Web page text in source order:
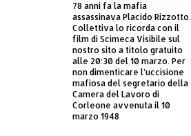
78 anni fa la mafia
assassinava Placido Rizzotto.
Collettiva lo ricorda con il
film di Scimeca Visibile sul
nostro sito a titolo gratuito
alle 20:30 del 10 marzo. Per
non dimenticare l’uccisione
mafiosa del segretario della
Camera del Lavoro di
Corleone avvenuta il 10
marzo 1948